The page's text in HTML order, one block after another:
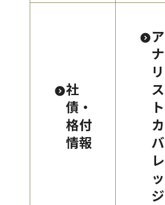
社
債・
格付
情報
ア
ナ
リ
ス
ト
カ
バ
レ
ッ
ジ